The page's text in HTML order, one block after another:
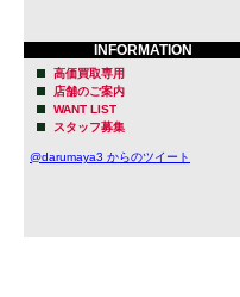
INFORMATION
高価買取専用
店舗のご案内
WANT LIST
スタッフ募集
@darumaya3 からのツイート